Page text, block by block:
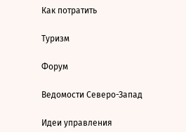
Как потратить
Туризм
Форум
Ведомости Северо-Запад
Идеи управления